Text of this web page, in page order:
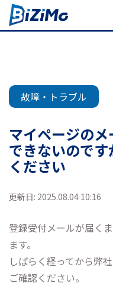
故障・トラブル
マイページの
できないので
ください
更新日: 2025.08.04 10:16
登録受付メールが届く
ます。
しばらく経ってから弊
ご確認ください。